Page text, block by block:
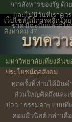
เว็ปไซท์นี้มีการคลิกโดย
สิงหาคม 47
มหาวิทยาลัยเที่ยงคืนข
ประโยชน์ต่อสังคม
การสังหารของรัฐ ด้
และไม่มีวันที่เราคว
ขาด มิฉะนั้นแล้วก็ไม่
การอยู่ใน
ทุกครั้งที่ท่านได้ยินคำ
ส่วนใหญ่คิดถึงและ
ปจว." ธรรมดาๆ แบบ
คอมมิวนิสต์ กล่าวคื